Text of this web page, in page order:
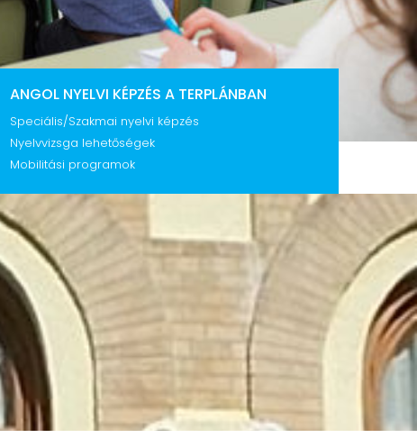
ANGOL NYELVI KÉPZÉS A TERPLÁNBAN
Speciális/Szakmai nyelvi képzés
Nyelvvizsga lehetőségek
Mobilitási programok